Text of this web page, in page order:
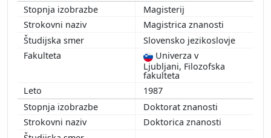
Magisterij
Magistrica znanosti
Slovensko jezikoslovje
Univerza v
Ljubljani, Filozofska
fakulteta
1987
Doktorat znanosti
Doktorica znanosti